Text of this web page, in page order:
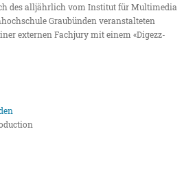
des alljährlich vom Institut für Multimedia
Graubünden veranstalteten
externen Fachjury mit einem «Digezz-